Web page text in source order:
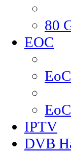
80
EOC
IPTV
DVB